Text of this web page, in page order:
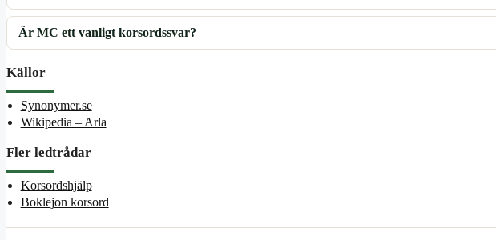
Är MC ett vanligt korsordssvar?
Källor
Synonymer.se
Wikipedia – Arla
Fler ledtrådar
Korsordshjälp
Boklejon korsord